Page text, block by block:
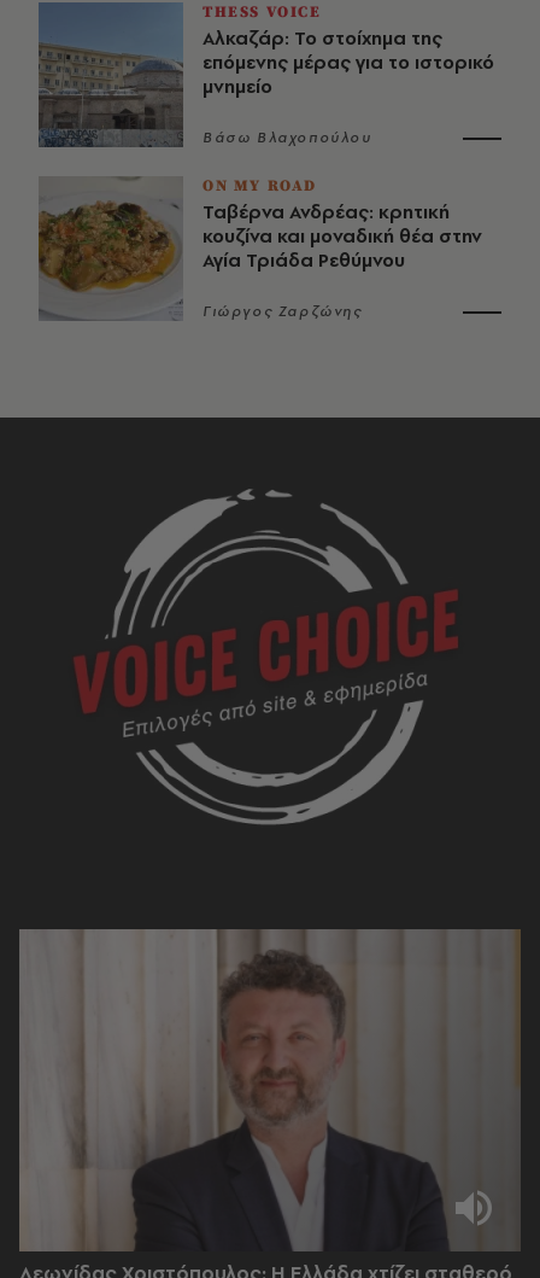
THESS VOICE
Αλκαζάρ: Το στοίχημα της
επόμενης μέρας για το ιστορικό
μνημείο
Βάσω Βλαχοπούλου
ON MY ROAD
Ταβέρνα Ανδρέας: κρητική
κουζίνα και μοναδική θέα στην
Αγία Τριάδα Ρεθύμνου
Γιώργος Ζαρζώνης